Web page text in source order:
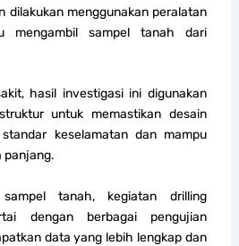
dilakukan menggunakan peralatan
mengambil sampel tanah dari
hasil investigasi ini digunakan
untuk memastikan desain
keselamatan dan mampu
panjang.
tanah, kegiatan drilling
dengan berbagai pengujian
data yang lebih lengkap dan